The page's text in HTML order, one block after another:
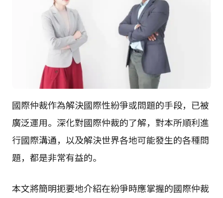
國際仲裁作為解決國際性紛爭或問題的手段，已被
廣泛運用。深化對國際仲裁的了解，對本所順利進
行國際溝通，以及解決世界各地可能發生的各種問
題，都是非常有益的。
本文將簡明扼要地介紹在紛爭時應掌握的國際仲裁